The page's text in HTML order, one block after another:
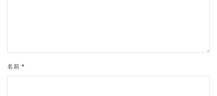
名前 *